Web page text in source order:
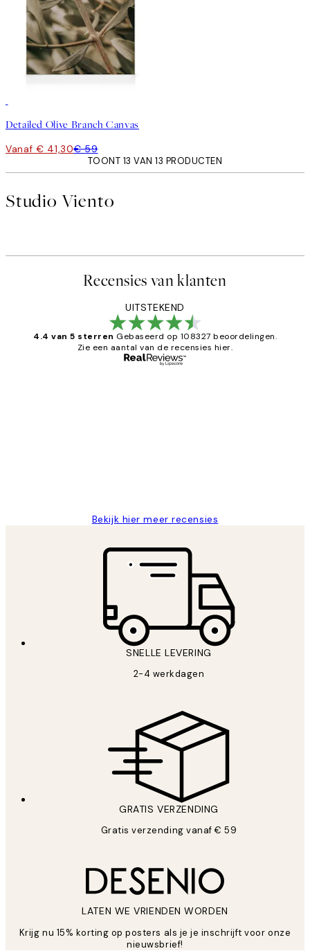
Detailed Olive Branch Canvas
Vanaf € 41,30€ 59
TOONT 13 VAN 13 PRODUCTEN
Studio Viento
Recensies van klanten
UITSTEKEND
4.4 van 5 sterren Gebaseerd op 108327 beoordelingen.
Zie een aantal van de recensies hier.
Bekijk hier meer recensies
SNELLE LEVERING
2-4 werkdagen
GRATIS VERZENDING
Gratis verzending vanaf € 59
LATEN WE VRIENDEN WORDEN
Krijg nu 15% korting op posters als je je inschrijft voor onze
nieuwsbrief!